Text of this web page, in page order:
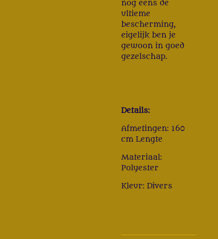
nog eens de
ultieme
bescherming,
eigelijk ben je
gewoon in goed
gezelschap.
Details:
Afmetingen: 160
cm Lengte
Materiaal:
Polyester
Kleur: Divers